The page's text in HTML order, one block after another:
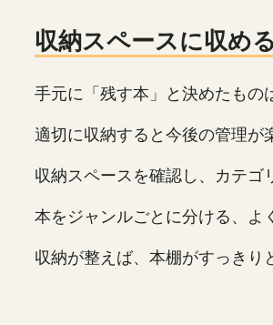
収納スペースに収める
手元に「残す本」と決めたもの
適切に収納すると今後の管理が
収納スペースを確認し、カテゴ
本をジャンルごとに分ける、よ
収納が整えば、本棚がすっきり